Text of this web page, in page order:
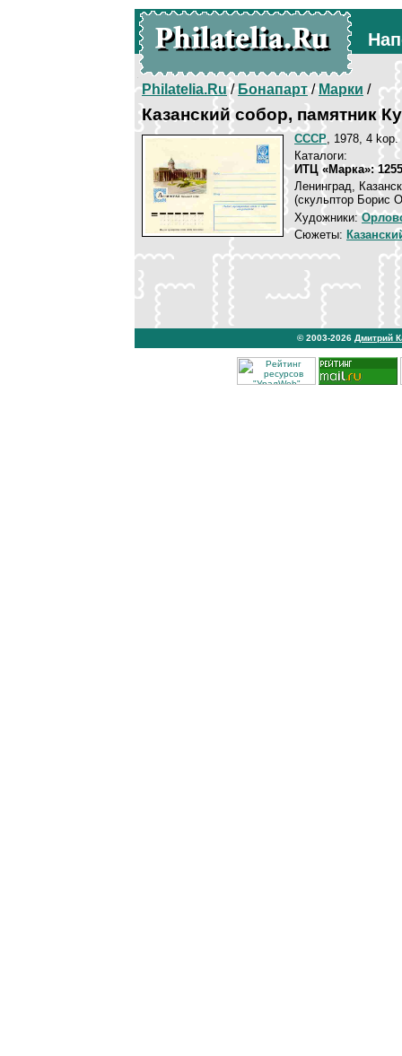
Philatelia.Ru/Бонапарт/Марки /
Казанский собор, памятник
СССР, 1978, 4 kop.
Каталоги:
ИТЦ «Марка»:
Ленинград,
(скульптор Борис
Художники:
Сюжеты:
© 2003-2026 Дмитрий